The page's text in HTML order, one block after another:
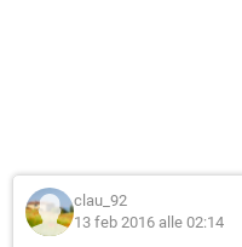
clau_92
13 feb 2016 alle 02:14